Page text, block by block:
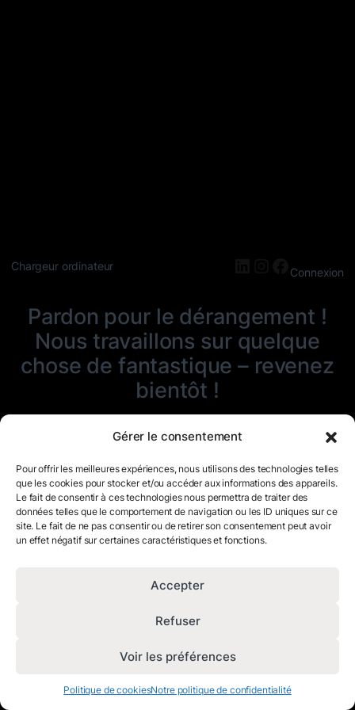
Gérer le consentement
Pour offrir les meilleures expériences, nous utilisons des technologies telles
que les cookies pour stocker et/ou accéder aux informations des appareils.
Le fait de consentir à ces technologies nous permettra de traiter des
données telles que le comportement de navigation ou les ID uniques sur ce
site. Le fait de ne pas consentir ou de retirer son consentement peut avoir
un effet négatif sur certaines caractéristiques et fonctions.
Accepter
Refuser
Voir les préférences
Politique de cookiesNotre politique de confidentialité
Chargeur ordinateur LinkedIn
Instagram
Connexion
Pardon pour le dérangement !
Nous travaillons sur quelque
chose de fantastique – revenez
bientôt !